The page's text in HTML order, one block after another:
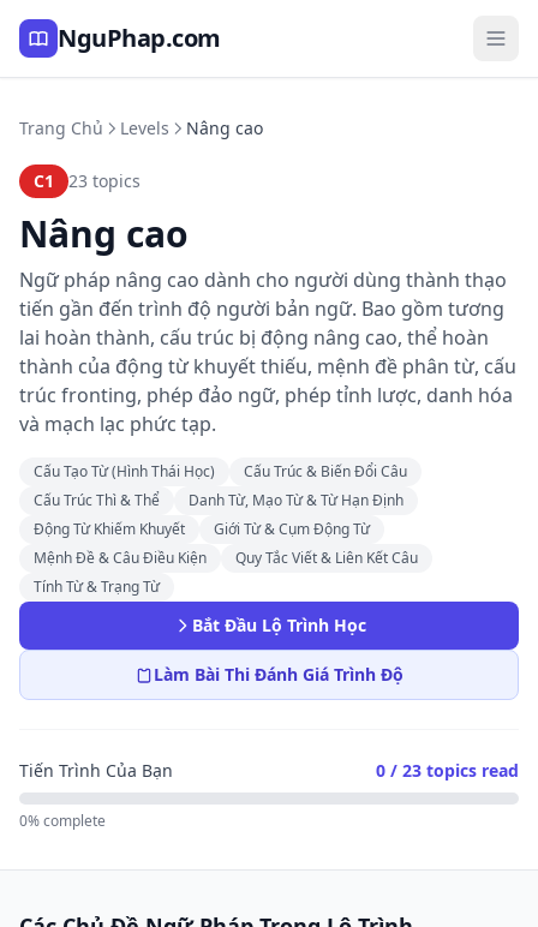
NguPhap.com
Trang Chủ Levels Nâng cao
C1 23 topics
Nâng cao
Ngữ pháp nâng cao dành cho người dùng thành thạo
tiến gần đến trình độ người bản ngữ. Bao gồm tương
lai hoàn thành, cấu trúc bị động nâng cao, thể hoàn
thành của động từ khuyết thiếu, mệnh đề phân từ, cấu
trúc fronting, phép đảo ngữ, phép tỉnh lược, danh hóa
và mạch lạc phức tạp.
Cấu Tạo Từ (Hình Thái Học)
Cấu Trúc & Biến Đổi Câu
Cấu Trúc Thì & Thể
Danh Từ, Mạo Từ & Từ Hạn Định
Động Từ Khiếm Khuyết
Giới Từ & Cụm Động Từ
Mệnh Đề & Câu Điều Kiện
Quy Tắc Viết & Liên Kết Câu
Tính Từ & Trạng Từ
Bắt Đầu Lộ Trình Học
Làm Bài Thi Đánh Giá Trình Độ
Tiến Trình Của Bạn 0 / 23 topics read
0% complete